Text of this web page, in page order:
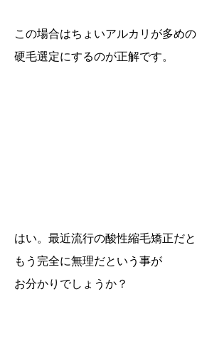
この場合はちょいアルカリが多めの
硬毛選定にするのが正解です。
はい。最近流行の酸性縮毛矯正だと
もう完全に無理だという事が
お分かりでしょうか？